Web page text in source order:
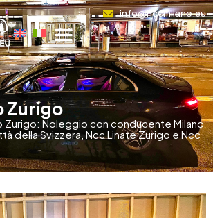
info@nccmilano.eu
Zurigo
Zurigo: Noleggio con conducente Milano
della Svizzera, Ncc Linate Zurigo e Ncc